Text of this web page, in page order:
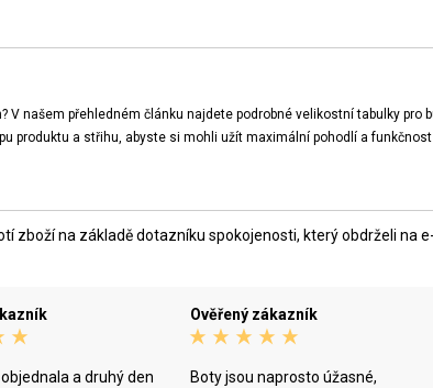
V našem přehledném článku najdete podrobné velikostní tabulky pro
produktu a střihu, abyste si mohli užít maximální pohodlí a
zboží na základě dotazníku spokojenosti, který obdrželi na
a druhý den
Ověřený zákazník
Boty jsou naprosto úžasné,